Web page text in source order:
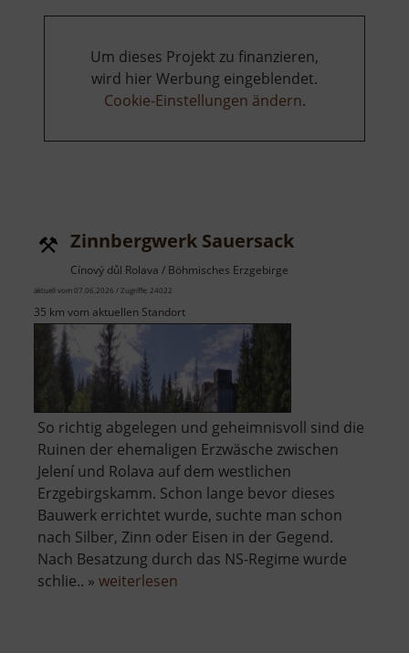
Um dieses Projekt zu finanzieren,
wird hier Werbung eingeblendet.
Cookie-Einstellungen ändern.
Zinnbergwerk Sauersack
Cínový důl Rolava / Böhmisches Erzgebirge
aktuell vom 07.06.2026 / Zugriffe: 24022
35 km vom aktuellen Standort
So richtig abgelegen und geheimnisvoll sind die
Ruinen der ehemaligen Erzwäsche zwischen
Jelení und Rolava auf dem westlichen
Erzgebirgskamm. Schon lange bevor dieses
Bauwerk errichtet wurde, suchte man schon
nach Silber, Zinn oder Eisen in der Gegend.
Nach Besatzung durch das NS-Regime wurde
schlie.. » weiterlesen